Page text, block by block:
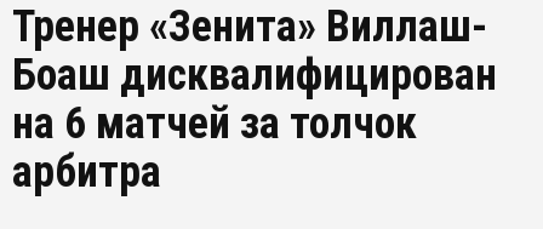
Тренер «Зенита» Виллаш-
Боаш дисквалифицирован
на 6 матчей за толчок
арбитра